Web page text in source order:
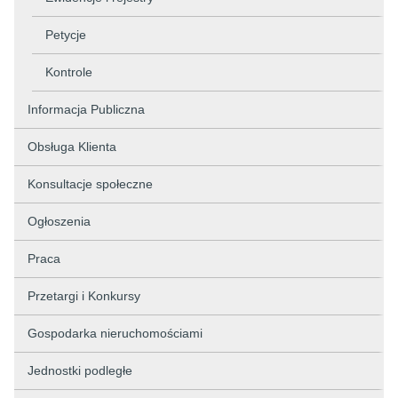
Petycje
Kontrole
Informacja Publiczna
Obsługa Klienta
Konsultacje społeczne
Ogłoszenia
Praca
Przetargi i Konkursy
Gospodarka nieruchomościami
Jednostki podległe